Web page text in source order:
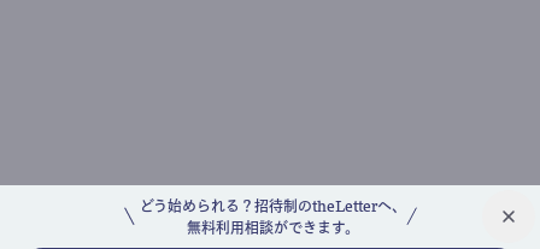
どう始められる？招待制のtheLetterへ、
無料利用相談ができます。